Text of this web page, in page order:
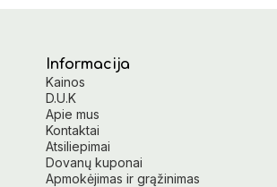
Informacija
Kainos
D.U.K
Apie mus
Kontaktai
Atsiliepimai
Dovanų kuponai
Apmokėjimas ir grąžinimas